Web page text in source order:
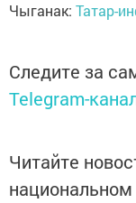
Чыганак: Татар-
Следите за
Telegram-
Читайте